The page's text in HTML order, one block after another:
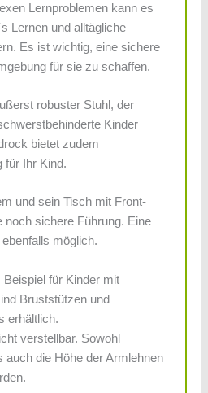
Lernproblemen kann es
Lernen und alltägliche
Es ist wichtig, eine sichere
für sie zu schaffen.
robuster Stuhl, der
Kinder
bietet ­zudem
für Ihr Kind.
und sein Tisch mit Front-
noch sichere Führung. Eine
möglich.
für Kinder mit
Bruststützen und
erhältlich.
verstellbar. Sowohl
auch die Höhe der Armlehnen